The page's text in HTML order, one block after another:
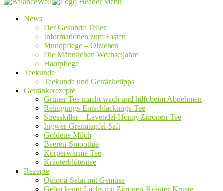
News
Der Gesunde Teller
Informationen zum Fasten
Mundpflege – Ölziehen
Die Männlichen Wechseljahre
Hautpflege
Teekunde
Teekunde und Getränketipps
Getränkerezepte
Grüner Tee macht wach und hilft beim Abnehmen
Reinigungs-Entschlackungs-Tee
Stresskiller – Lavendel-Honig-Zitronen-Tee
Ingwer-Granatapfel-Saft
Goldene Milch
Beeren-Smoothie
Körperwärme Tee
Kräuterblütentee
Rezepte
Quinoa-Salat mit Gemüse
Gebackener Lachs mit Zitronen-Kräuter-Kruste